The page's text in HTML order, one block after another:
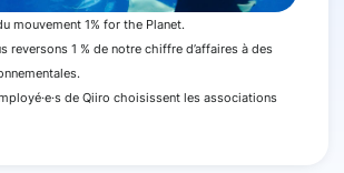
mouvement 1% for the Planet.
reversons 1 % de notre chiffre d’affaires à des
de Qiiro choisissent les associations